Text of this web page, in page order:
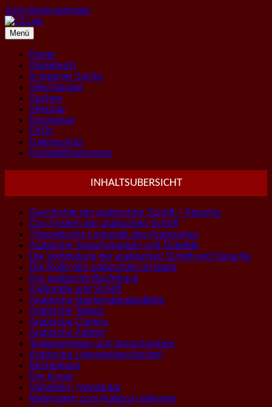
Zum Inhalt springen
Menü
Home
Gästebuch
In eigener Sache
Sitechanges
Suchen
Sitemap
Disclaimer
FAQs
Datenschutz
Kontakt/Impressum
INHALTSUBERSICHT
Geschichte der arabischen Schrift + Sprache
Das System der arabischen Schrift
Theoretische Linguistik des Arabischen
Arabische Sprachgruppen und Dialekte
Die Verbreitung der arabischen Schrift und Sprache
Die Rolle des arabischen im Islam
Der arabische Buchdruck
Kalligrafie und Schrift
Arabische Namensbestandteile
Arabische Tatoos
Arabische Comics
Arabische Zahlen
Textexemplare und Sprachproben
Arabische Literatur(geschichte)
Büchertipps
Der Koran
Vokabeln / Vokabular
Materialien zum Arabisch erlernen